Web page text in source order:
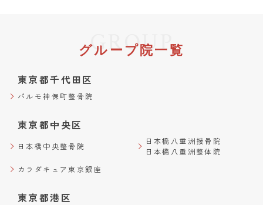
グループ院一覧
GROUP
東京都千代田区
パルモ神保町整骨院
東京都中央区
日本橋中央整骨院
日本橋八重洲接骨院
日本橋八重洲整体院
カラダキュア東京銀座
東京都港区